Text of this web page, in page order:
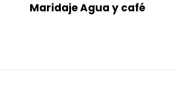
Maridaje Agua y café